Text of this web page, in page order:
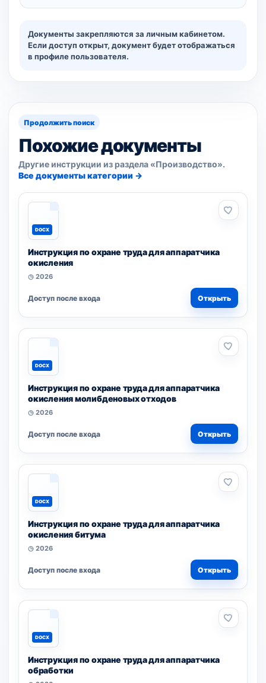
Документы закрепляются за личным кабинетом.
Если доступ открыт, документ будет отображаться
в профиле пользователя.
Продолжить поиск
Похожие документы
Другие инструкции из раздела «Производство».
Все документы категории →
DOCX
Инструкция по охране труда для аппаратчика
окисления
◷ 2026
Доступ после входа Открыть
DOCX
Инструкция по охране труда для аппаратчика
окисления молибденовых отходов
◷ 2026
Доступ после входа Открыть
DOCX
Инструкция по охране труда для аппаратчика
окисления битума
◷ 2026
Доступ после входа Открыть
DOCX
Инструкция по охране труда для аппаратчика
обработки